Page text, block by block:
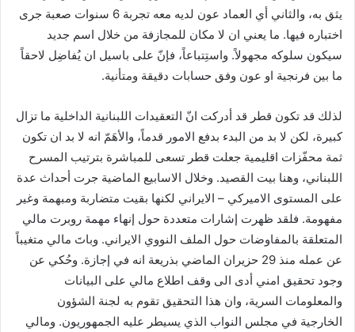
يثق به، والثاني أي العماد عون لديه معه تجربة 6 سنوات صعبة جرى
اختباره فيها. ما يعني ان لا مكان للمجازفة من خلال اسم جديد
سيكون سلوكه مجهولاً. واستِتباعاً، فإنّ على باسيل ان يُفاضِل لاحقاً
ما بين فرنجية او عون وفق حسابات دقيقة ومتأنية.
لذلك قد تكون قطر قد أدركت انّ التعقيدات اللبنانية الداخلية ما تزال
كبيرة، لكن لا بد من البدء بدفع الامور قدماً، والأهَمّ انه لا بد ان تكون
ثمة محفّزات اقليمية جعلت قطر تسعى للمباشرة بترتيب المسرح
اللبناني، وهنا بيت القصيد. وخلال الاسابيع الماضية جرت أحداث عدة
على المستوى الاميركي – الايراني لكنها بقيت متضاربة ومبهمة وغير
مفهومة. فلقد ظهرت إشارات متعددة حول إنهاء مهمة روبرت مالي
المتعلقة بالمفاوضات حول الملف النووي الايراني. وباتَ مالي متغيباً
عن عمله منذ 29 حزيران الماضي بذريعة انه في إجازة. وحُكي عن
وجود تحقيق امني أدى الى وقف اطلاع مالي على البيانات
والمعلومات السرية، وان هذا التحقيق تقوم به لجنة الشؤون
الخارجية في مجلس النواب الذي يسيطر عليه الجمهوريون. ومالي